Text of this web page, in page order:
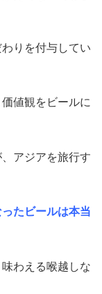
りを付与してい
価値観をビールに
アジアを旅行す
たビールは本当
わえる喉越しな